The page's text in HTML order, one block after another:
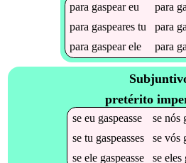
para gaspeareu para
para gaspeares tu para
para gaspearele para
pretérito
se eu gaspeasse se nós
se tu gaspeasses se vós
se ele gaspeasse se eles